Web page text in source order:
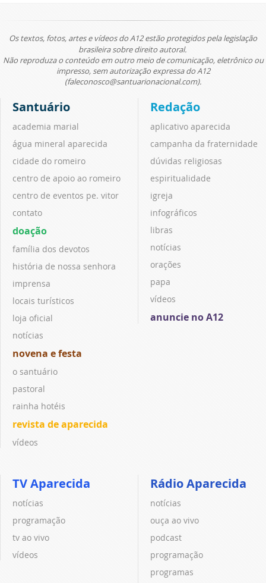
Os textos, fotos, artes e vídeos do A12 estão protegidos pela legislação
brasileira sobre direito autoral.
Não reproduza o conteúdo em outro meio de comunicação, eletrônico ou
impresso, sem autorização expressa do A12
(faleconosco@santuarionacional.com).
Santuário
academia marial
água mineral aparecida
cidade do romeiro
centro de apoio ao romeiro
centro de eventos pe. vitor
contato
doação
família dos devotos
história de nossa senhora
imprensa
locais turísticos
loja oficial
notícias
novena e festa
o santuário
pastoral
rainha hotéis
revista de aparecida
vídeos
Redação
aplicativo aparecida
campanha da fraternidade
dúvidas religiosas
espiritualidade
igreja
infográficos
libras
notícias
orações
papa
vídeos
anuncie no A12
TV Aparecida
notícias
programação
tv ao vivo
vídeos
Rádio Aparecida
notícias
ouça ao vivo
podcast
programação
programas